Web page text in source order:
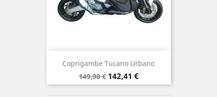
Coprigambe Tucano Urbano
Prezzo
base
149,90 € Prezzo
142,41 €